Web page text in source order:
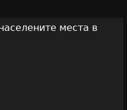
места в